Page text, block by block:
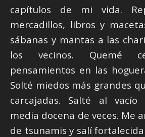
capítulos de mi vida.
mercadillos, libros y
sábanas y mantas a las
los vecinos. Quemé
pensamientos en las
Solté miedos más grandes
carcajadas. Salté al vacío
media docena de veces. Me
de tsunamis y salí